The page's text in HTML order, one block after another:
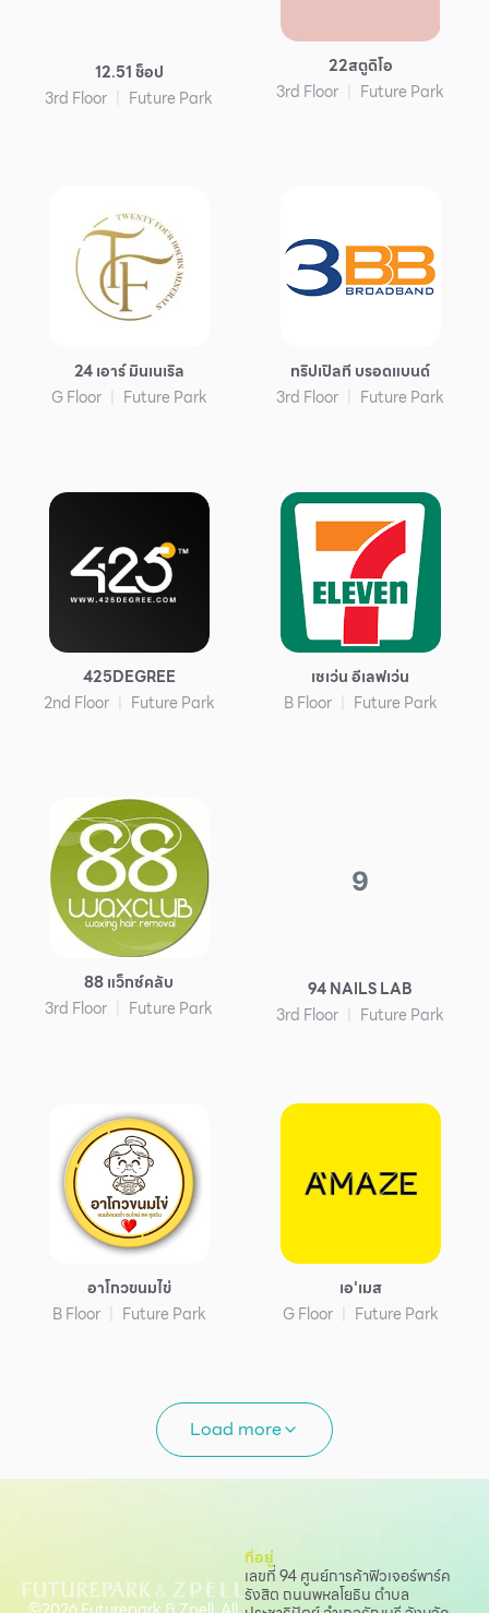
มีอะไรใหม่
ร่วมงานกับเรา
12.51 ช็อป
3rd Floor
Future Park
22สตูดิโอ
3rd Floor
Future Park
24 เอาร์ มินเนเริล
G Floor
Future Park
ทริปเปิลที บรอดแบนด์
3rd Floor
Future Park
425DEGREE
2nd Floor
Future Park
เซเว่น อีเลฟเว่น
B Floor
Future Park
88 แว็กซ์คลับ
3rd Floor
Future Park
9
94 NAILS LAB
3rd Floor
Future Park
อาโกวขนมไข่
B Floor
Future Park
เอ'เมส
G Floor
Future Park
Load more
ที่อยู่
เลขที่ 94 ศูนย์การค้าฟิวเจอร์พาร์ค
รังสิต ถนนพหลโยธิน ตำบล